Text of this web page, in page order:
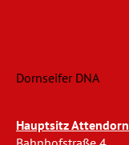
Dornseifer DNA
Hauptsitz Attendorn